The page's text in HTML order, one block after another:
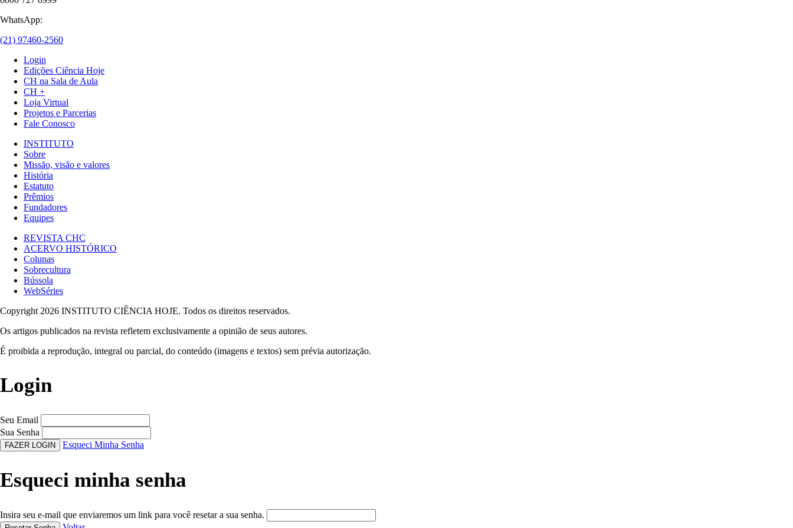
WhatsApp:
(21) 97460-2560
Login
Edições Ciência Hoje
CH na Sala de Aula
CH +
Loja Virtual
Projetos e Parcerias
Fale Conosco
INSTITUTO
Sobre
Missão, visão e valores
História
Estatuto
Prêmios
Fundadores
Equipes
REVISTA CHC
ACERVO HISTÓRICO
Colunas
Sobrecultura
Bússola
WebSéries
Copyright 2026 INSTITUTO CIÊNCIA HOJE. Todos os direitos reservados.
Os artigos publicados na revista refletem exclusivamente a opinião de seus autores.
É proibida a reprodução, integral ou parcial, do conteúdo (imagens e textos) sem prévia autorização.
Login
Seu Email
Sua Senha
FAZER LOGIN Esqueci Minha Senha
Esqueci minha senha
Insira seu e-mail que enviaremos um link para você resetar a sua senha.